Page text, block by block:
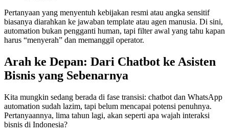
Pertanyaan yang menyentuh kebijakan resmi atau angka sensitif
biasanya diarahkan ke jawaban template atau agen manusia. Di sini,
automation bukan pengganti human, tapi filter awal yang tahu kapan
harus “menyerah” dan memanggil operator.
Arah ke Depan: Dari Chatbot ke Asisten
Bisnis yang Sebenarnya
Kita mungkin sedang berada di fase transisi: chatbot dan WhatsApp
automation sudah lazim, tapi belum mencapai potensi penuhnya.
Pertanyaannya, lima tahun lagi, akan seperti apa wajah interaksi
bisnis di Indonesia?